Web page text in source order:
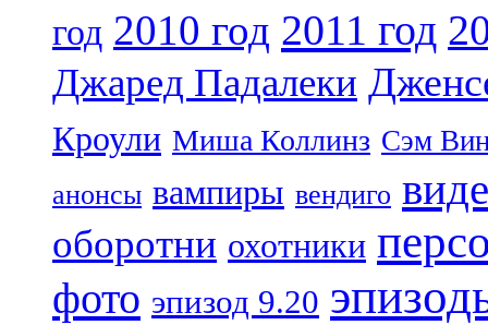
год 2010 год 2011 год
Джаред Падалеки
Кроули Миша Коллинз Сэм
анонсы вампиры вендиго
оборотни охотники
фото эпизод 9.20